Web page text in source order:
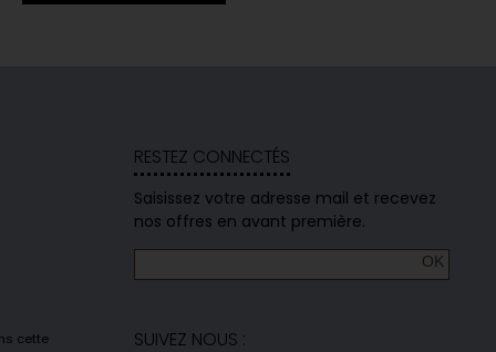
cette
RESTEZ CONNECTÉS
Saisissez votre adresse mail et recevez
nos offres en avant première.
SUIVEZ NOUS :